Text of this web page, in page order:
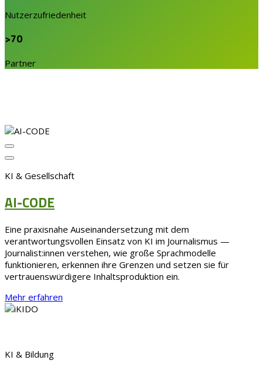
Nutzerzufriedenheit
>70
Partner
KI & Gesellschaft
AI-CODE
Eine praxisnahe Auseinandersetzung mit dem
verantwortungsvollen Einsatz von KI im Journalismus —
Journalist:innen verstehen, wie große Sprachmodelle
funktionieren, erkennen ihre Grenzen und setzen sie für
vertrauenswürdigere Inhaltsproduktion ein.
Mehr erfahren
KI & Bildung